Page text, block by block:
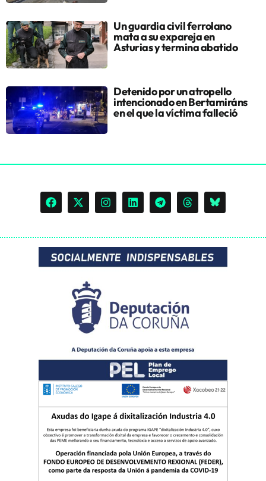
Un guardia civil ferrolano
mata a su expareja en
Asturias y termina abatido
Detenido por un atropello
intencionado en Bertamiráns
en el que la víctima falleció